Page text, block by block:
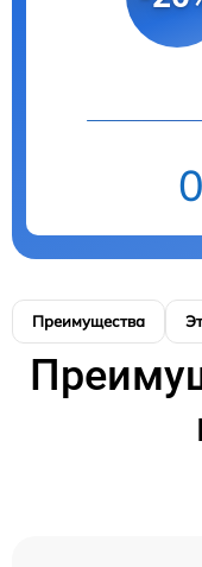
Преимущества